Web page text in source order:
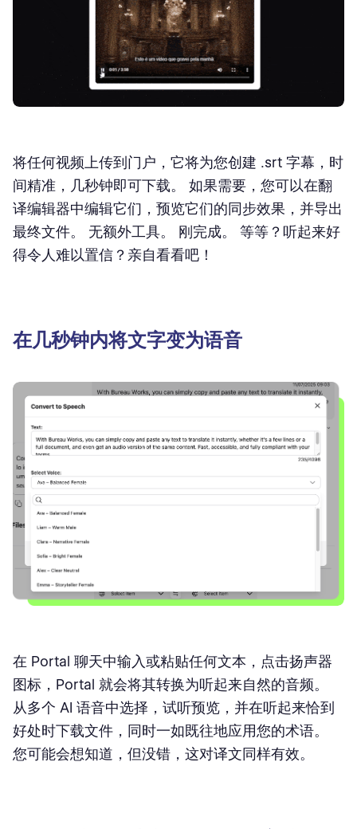
将任何视频上传到门户，它将为您创建 .srt 字幕，时
间精准，几秒钟即可下载。 如果需要，您可以在翻
译编辑器中编辑它们，预览它们的同步效果，并导出
最终文件。 无额外工具。 刚完成。 等等？听起来好
得令人难以置信？亲自看看吧！
在几秒钟内将文字变为语音
在 Portal 聊天中输入或粘贴任何文本，点击扬声器
图标，Portal 就会将其转换为听起来自然的音频。
从多个 AI 语音中选择，试听预览，并在听起来恰到
好处时下载文件，同时一如既往地应用您的术语。
您可能会想知道，但没错，这对译文同样有效。